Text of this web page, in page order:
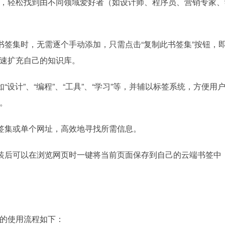
集时，无需逐个手动添加，只需点击“复制此书签集”按钮，
充自己的知识库。
计”、“编程”、“工具”、“学习”等，并辅以标签系统，方便用
或单个网址，高效地寻找所需信息。
可以在浏览网页时一键将当前页面保存到自己的云端书签中
使用流程如下：